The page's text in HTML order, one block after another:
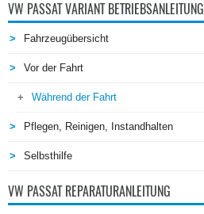
VW PASSAT VARIANT BETRIEBSANLEITUNG
Fahrzeugübersicht
Vor der Fahrt
Während der Fahrt
Pflegen, Reinigen, Instandhalten
Selbsthilfe
VW PASSAT REPARATURANLEITUNG